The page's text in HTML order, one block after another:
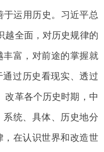
运用历史。习近平总
越全面，对历史规律的
富，对前途的掌握就
过历史看现实、透过
改革各个历史时期，中
统、具体、历史地分
在认识世界和改造世